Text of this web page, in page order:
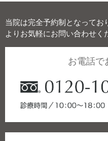
当院は完全予約制となってお
よりお気軽にお問い合わせく
お電話で